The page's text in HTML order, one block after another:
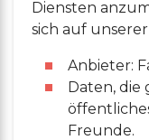
Diensten
sich auf
Anbieter:
Daten, die
Freunde.